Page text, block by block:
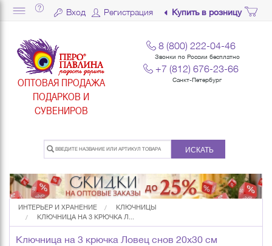
Вход Регистрация Купить в розницу
ОПТОВАЯ ПРОДАЖА
ПОДАРКОВ И
СУВЕНИРОВ
8 (800) 222-04-46
Звонки по России бесплатно
+7 (812) 676-23-66
Санкт-Петербург
ИСКАТЬ
ИНТЕРЬЕР И ХРАНЕНИЕ
КЛЮЧНИЦЫ
КЛЮЧНИЦА НА 3 КРЮЧКА Л...
Ключница на 3 крючка Ловец снов 20х30 см